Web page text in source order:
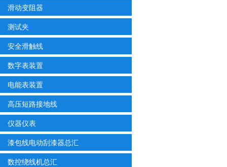
滑动变阻器
测试夹
安全滑触线
数字表装置
电能表装置
高压短路接地线
仪器仪表
漆包线电动刮漆器总汇
数控绕线机总汇